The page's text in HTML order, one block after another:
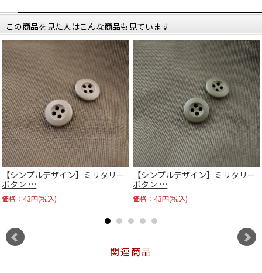
この商品を見た人はこんな商品も見ています
【シンプルデザイン】ミリタリー
ボタン …
価格：43円(税込)
【シンプルデザイン】ミリタリー
ボタン …
価格：43円(税込)
関連商品